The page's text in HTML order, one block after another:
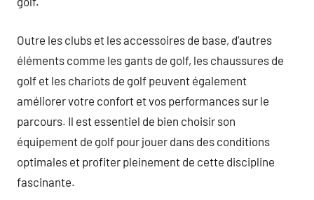
Outre les clubs et les accessoires de base, d’autres
éléments comme les gants de golf, les chaussures de
golf et les chariots de golf peuvent également
améliorer votre confort et vos performances sur le
parcours. Il est essentiel de bien choisir son
équipement de golf pour jouer dans des conditions
optimales et profiter pleinement de cette discipline
fascinante.